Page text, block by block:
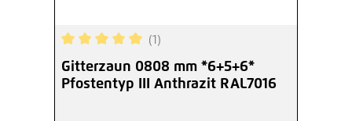
Durchschnittliche Bewertung von 5 von 5
(1)
Gitterzaun 0808 mm *6+5+6*
Pfostentyp III Anthrazit RAL7016